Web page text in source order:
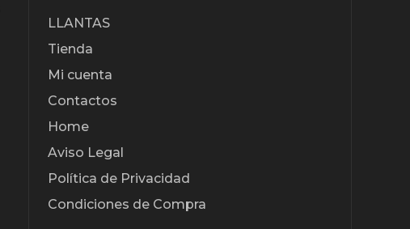
LLANTAS
Tienda
Mi cuenta
Contactos
Home
Aviso Legal
Política de Privacidad
Condiciones de Compra